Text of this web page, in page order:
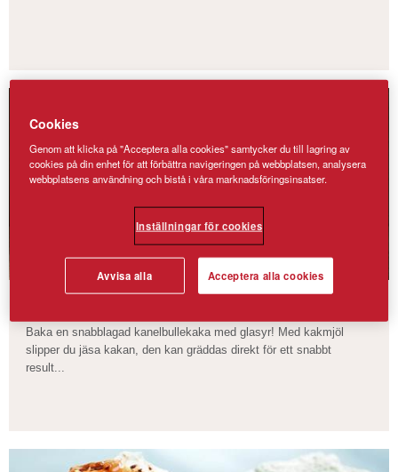
Kanelbullekaka med glasyr
Baka en snabblagad kanelbullekaka med glasyr! Med kakmjöl
slipper du jäsa kakan, den kan gräddas direkt för ett snabbt
result...
Cookies
Genom att klicka på "Acceptera alla cookies" samtycker du till lagring av
cookies på din enhet för att förbättra navigeringen på webbplatsen, analysera
webbplatsens användning och bistå i våra marknadsföringsinsatser.
Inställningar för cookies
Avvisa alla Acceptera alla cookies